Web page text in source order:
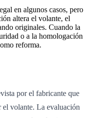
en algunos casos, pero
altera el volante, el
originales. Cuando la
o a la homologación
reforma.
por el fabricante que
el volante. La evaluación